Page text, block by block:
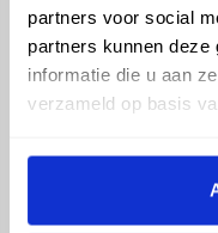
partners voor social
partners kunnen deze
informatie die u aan
verzameld op basis